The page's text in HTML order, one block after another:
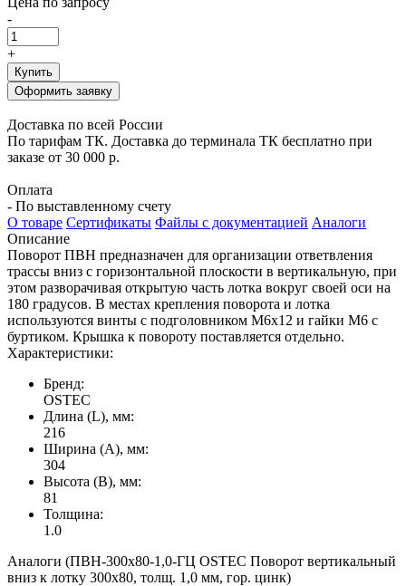
-
+
Купить
Оформить заявку
Доставка по всей России
По тарифам ТК. Доставка до терминала ТК бесплатно при
заказе от 30 000 р.
Оплата
- По выставленному счету
О товаре Сертификаты Файлы с документацией Аналоги
Описание
Поворот ПВН предназначен для организации ответвления
трассы вниз с горизонтальной плоскости в вертикальную, при
этом разворачивая открытую часть лотка вокруг своей оси на
180 градусов. В местах крепления поворота и лотка
используются винты с подголовником М6х12 и гайки М6 с
буртиком. Крышка к повороту поставляется отдельно.
Характеристики:
Бренд:
OSTEC
Длина (L), мм:
216
Ширина (А), мм:
304
Высота (В), мм:
81
Толщина:
1.0
Аналоги (ПВН-300х80-1,0-ГЦ OSTEC Поворот вертикальный
вниз к лотку 300х80, толщ. 1,0 мм, гор. цинк)